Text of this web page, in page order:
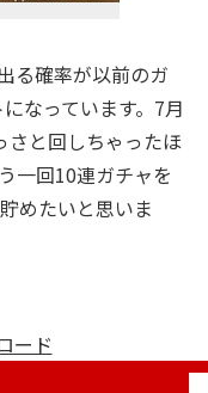
る確率が以前のガ
なっています。7月
さと回しちゃったほ
一回10連ガチャを
めたいと思いま
ード